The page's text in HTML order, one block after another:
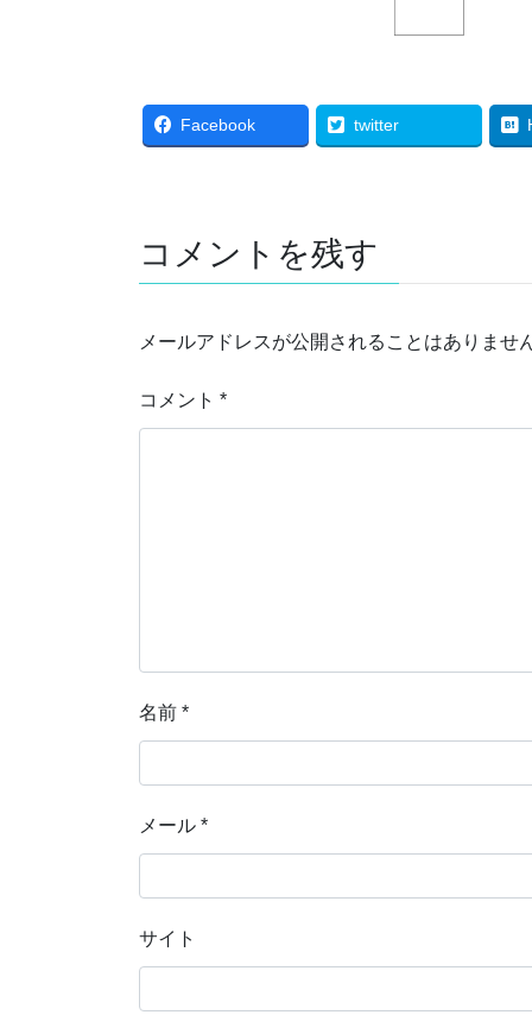
Facebook twitter
コメントを残す
メールアドレスが公開されることはありませ
コメント *
名前 *
メール *
サイト